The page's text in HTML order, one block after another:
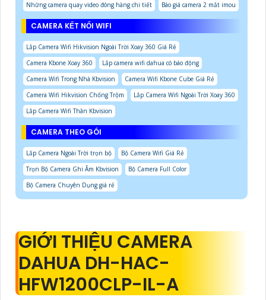
Những camera quay video đóng hàng chi tiết
Báo giá camera 2 mắt imou
CAMERA KẾT NỐI WIFI
Lắp Camera Wifi Hikvision Ngoài Trời Xoay 360 Giá Rẻ
Camera Kbone Xoay 360
Lắp camera wifi dahua có báo động
Camera Wifi Trong Nhà Kbvision
Camera Wifi Kbone Cube Giá Rẻ
Camera Wifi Hikvision Chống Trộm
Lắp Camera Wifi Ngoài Trời Xoay 360
Lắp Camera Wifi Thân Kbvision
CAMERA THEO GÓI
Lắp Camera Ngoài Trời trọn bộ
Bộ Camera Wifi Giá Rẻ
Trọn Bộ Camera Ghi Âm Kbvision
Bộ Camera Full Color
Bộ Camera Chuyên Dụng giá rẻ
GIỚI THIỆU CAMERA
DAHUA DH-HAC-
HFW1200CLP-IL-A